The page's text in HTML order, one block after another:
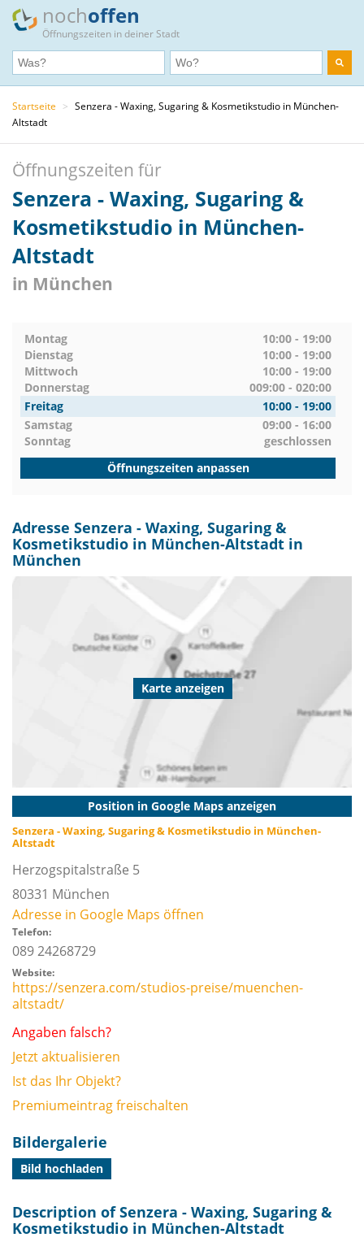
nochoffen
Öffnungszeiten in deiner Stadt
Startseite > Senzera - Waxing, Sugaring & Kosmetikstudio in München-
Altstadt
Öffnungszeiten für
Senzera - Waxing, Sugaring &
Kosmetikstudio in München-
Altstadt
in München
Montag
10:00 - 19:00
Dienstag
10:00 - 19:00
Mittwoch
10:00 - 19:00
Donnerstag
009:00 - 020:00
Freitag
10:00 - 19:00
Samstag
09:00 - 16:00
Sonntag
geschlossen
Öffnungszeiten anpassen
Adresse Senzera - Waxing, Sugaring &
Kosmetikstudio in München-Altstadt in
München
Karte anzeigen
Position in Google Maps anzeigen
Senzera - Waxing, Sugaring & Kosmetikstudio in München-
Altstadt
Herzogspitalstraße 5
80331 München
Adresse in Google Maps öffnen
Telefon:
089 24268729
Website:
https://senzera.com/studios-preise/muenchen-
altstadt/
Angaben falsch?
Jetzt aktualisieren
Ist das Ihr Objekt?
Premiumeintrag freischalten
Bildergalerie
Bild hochladen
Description of Senzera - Waxing, Sugaring &
Kosmetikstudio in München-Altstadt